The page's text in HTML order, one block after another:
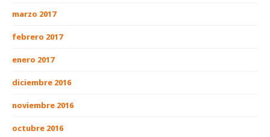
marzo 2017
febrero 2017
enero 2017
diciembre 2016
noviembre 2016
octubre 2016